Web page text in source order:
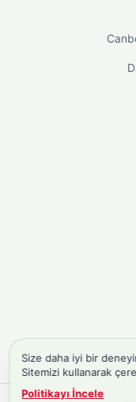
Size daha iyi bir
Sitemizi kullanarak
Politikayı İncele